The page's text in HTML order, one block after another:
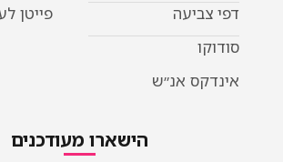
אנ״ש
פייטן לעלייה לתורה
הישארו מעודכנים